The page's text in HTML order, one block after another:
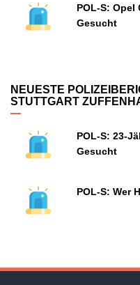
POL-S: Opel
Gesucht
NEUESTE
STUTTGART
POL-S: 23-
Gesucht
POL-S: Wer